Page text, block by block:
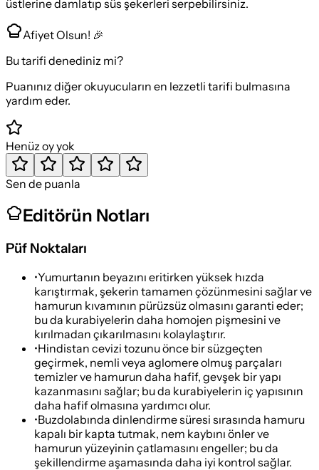
üstlerine damlatıp süs şekerleri serpebilirsiniz.
Afiyet Olsun! 🎉
Bu tarifi denediniz mi?
Puanınız diğer okuyucuların en lezzetli tarifi bulmasına
yardım eder.
Henüz oy yok
Sen de puanla
Editörün Notları
Püf Noktaları
•Yumurtanın beyazını eritirken yüksek hızda
karıştırmak, şekerin tamamen çözünmesini sağlar ve
hamurun kıvamının pürüzsüz olmasını garanti eder;
bu da kurabiyelerin daha homojen pişmesini ve
kırılmadan çıkarılmasını kolaylaştırır.
•Hindistan cevizi tozunu önce bir süzgeçten
geçirmek, nemli veya aglomere olmuş parçaları
temizler ve hamurun daha hafif, gevşek bir yapı
kazanmasını sağlar; bu da kurabiyelerin iç yapısının
daha hafif olmasına yardımcı olur.
•Buzdolabında dinlendirme süresi sırasında hamuru
kapalı bir kapta tutmak, nem kaybını önler ve
hamurun yüzeyinin çatlamasını engeller; bu da
şekillendirme aşamasında daha iyi kontrol sağlar.